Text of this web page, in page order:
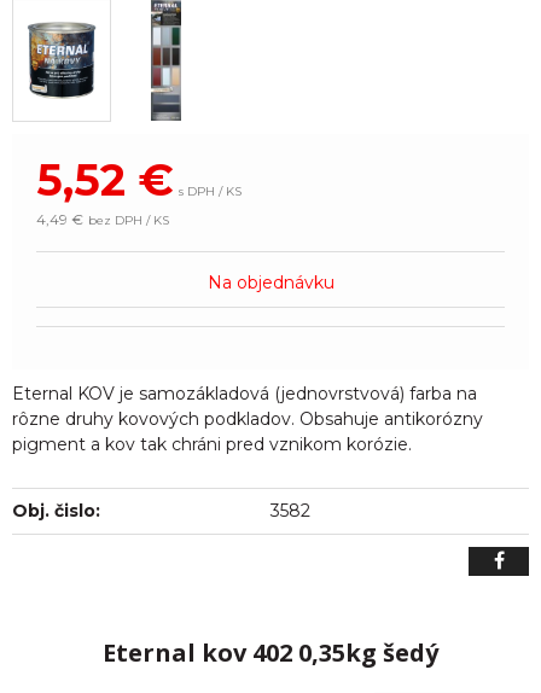
5,52 € s DPH / KS
4,49 € bez DPH / KS
Na objednávku
Eternal KOV je samozákladová (jednovrstvová) farba na
rôzne druhy kovových podkladov. Obsahuje antikorózny
pigment a kov tak chráni pred vznikom korózie.
Obj. čislo: 3582
Eternal kov 402 0,35kg šedý